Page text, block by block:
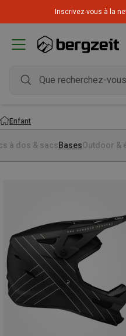
Inscrivez-vous à la
Enfant
à dos & sacsBasesOutdoor &